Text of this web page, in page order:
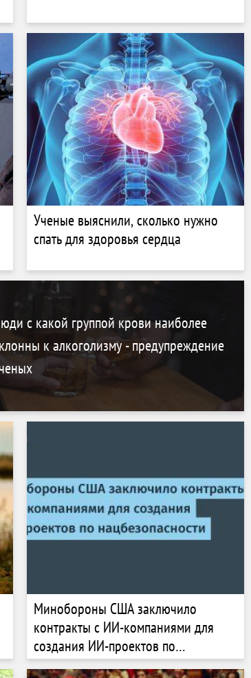
Ученые выяснили, сколько нужно
спать для здоровья сердца
с какой группой крови наиболее
к алкоголизму - предупреждение
Минобороны США заключило
контракты с ИИ-компаниями для
создания ИИ-проектов по
нацбезопасности